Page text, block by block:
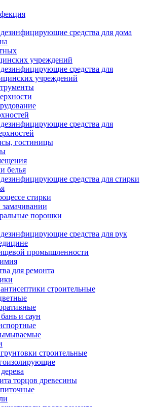
средства для дома
учреждений
средства для
учреждений
средства для
гостиницы
белья
средства для стирки
стирки
порошки
средства для рук
промышленности
для ремонта
строительные
и саун
строительные
торцов древесины